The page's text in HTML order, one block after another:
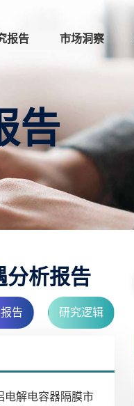
报告 市场洞察
告
析报告
告 研究逻辑
电解电容器隔膜市